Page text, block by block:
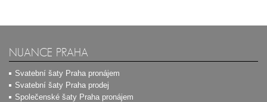
NUANCE PRAHA
Svatební šaty Praha pronájem
Svatební šaty Praha prodej
Společenské šaty Praha pronájem